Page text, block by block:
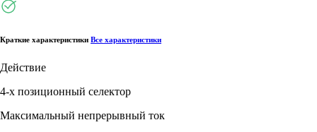
Краткие характеристики Все характеристики
Действие
4-х позиционный селектор
Максимальный непрерывный ток